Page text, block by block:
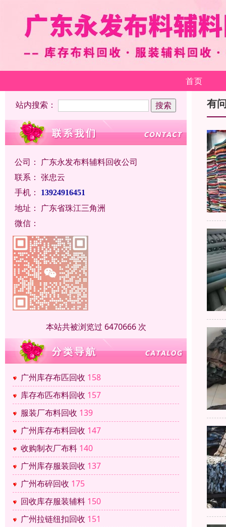
首页
站内搜索：
公司： 广东永发布料辅料回收公司
联系： 张忠云
手机：
13924916451
地址： 广东省珠江三角洲
微信：
本站共被浏览过 6470666 次
广州库存布匹回收 158
库存布匹布料回收 157
服装厂布料回收 139
广州库存布料回收 147
收购制衣厂布料 140
广州库存服装回收 137
广州布碎回收 175
回收库存服装辅料 150
广州拉链纽扣回收 151
有